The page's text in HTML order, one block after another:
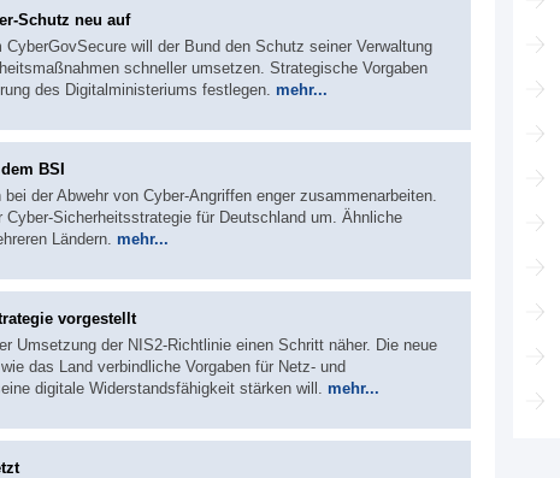
Schutz neu auf
will der Bund den Schutz seiner Verwaltung
schneller umsetzen. Strategische Vorgaben
des Digitalministeriums festlegen. mehr...
BSI
der Abwehr von Cyber-Angriffen enger zusammenarbeiten.
Cyber-Sicherheitsstrategie für Deutschland um. Ähnliche
Ländern. mehr...
vorgestellt
Umsetzung der NIS2-Richtlinie einen Schritt näher. Die neue
das Land verbindliche Vorgaben für Netz- und
digitale Widerstandsfähigkeit stärken will. mehr...